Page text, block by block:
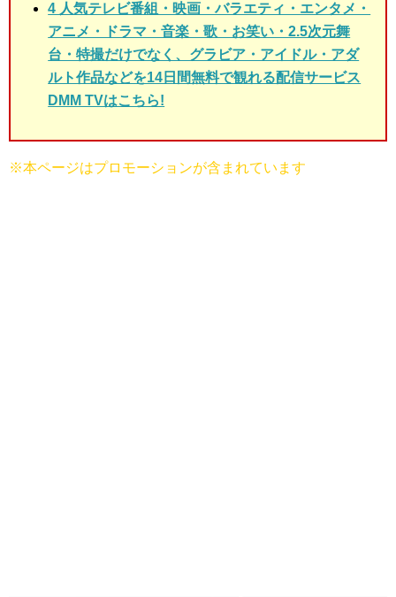
4 人気テレビ番組・映画・バラエティ・エンタメ・
アニメ・ドラマ・音楽・歌・お笑い・2.5次元舞
台・特撮だけでなく、グラビア・アイドル・アダ
ルト作品などを14日間無料で観れる配信サービス
DMM TVはこちら!
※本ページはプロモーションが含まれています